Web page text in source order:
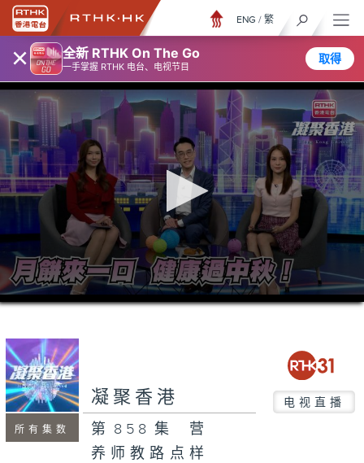
× 全新 RTHK On The Go
一手掌握 RTHK 电台、电视节目
取得
ENG / 繁
0
seconds
minutes,
6
seconds
所有集数
凝聚香港 电视直播
第858集 营
养师教路点样